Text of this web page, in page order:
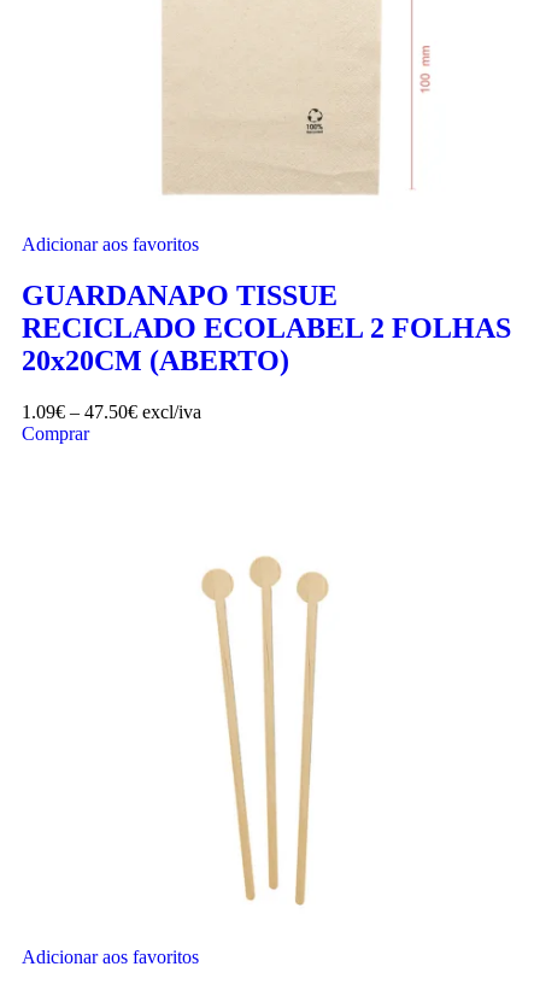
Adicionar aos favoritos
GUARDANAPO TISSUE
RECICLADO ECOLABEL 2 FOLHAS
20x20CM (ABERTO)
1.09€ – 47.50€ excl/iva
Comprar
Adicionar aos favoritos